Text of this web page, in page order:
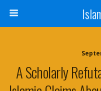
A Scholarly